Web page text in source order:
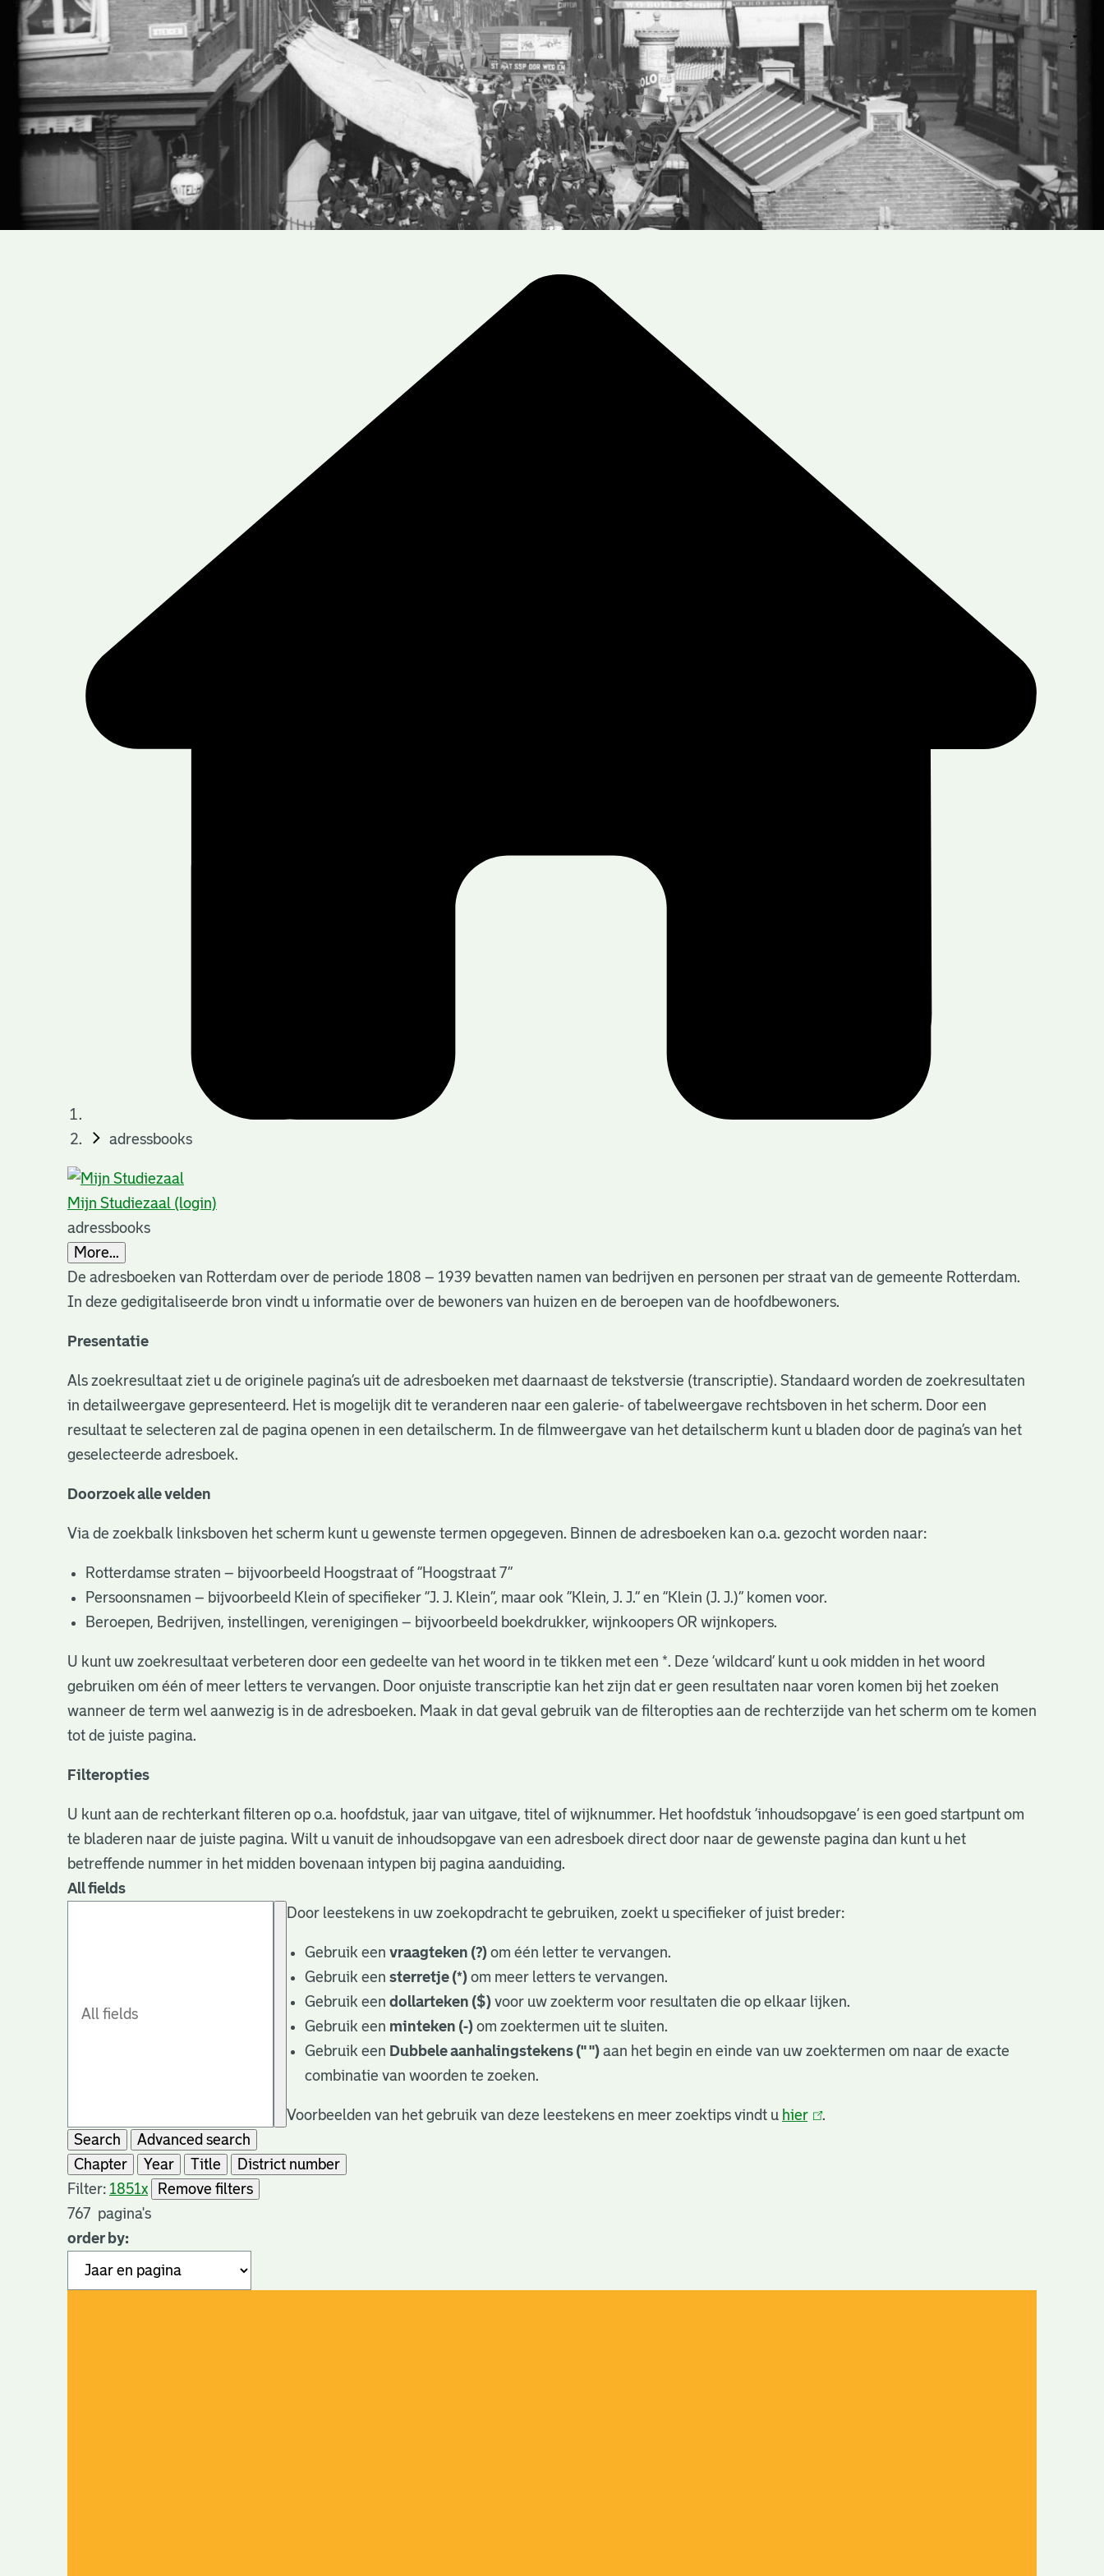
adressbooks
Mijn Studiezaal (login)
adressbooks
More...
De adresboeken van Rotterdam over de periode 1808 – 1939 bevatten namen van bedrijven en personen per straat van de gemeente Rotterdam.
In deze gedigitaliseerde bron vindt u informatie over de bewoners van huizen en de beroepen van de hoofdbewoners.
Presentatie
Als zoekresultaat ziet u de originele pagina’s uit de adresboeken met daarnaast de tekstversie (transcriptie). Standaard worden de zoekresultaten
in detailweergave gepresenteerd. Het is mogelijk dit te veranderen naar een galerie- of tabelweergave rechtsboven in het scherm. Door een
resultaat te selecteren zal de pagina openen in een detailscherm. In de filmweergave van het detailscherm kunt u bladen door de pagina’s van het
geselecteerde adresboek.
Doorzoek alle velden
Via de zoekbalk linksboven het scherm kunt u gewenste termen opgegeven. Binnen de adresboeken kan o.a. gezocht worden naar:
Rotterdamse straten – bijvoorbeeld Hoogstraat of “Hoogstraat 7”
Persoonsnamen – bijvoorbeeld Klein of specifieker “J. J. Klein”, maar ook ”Klein, J. J.” en “Klein (J. J.)” komen voor.
Beroepen, Bedrijven, instellingen, verenigingen – bijvoorbeeld boekdrukker, wijnkoopers OR wijnkopers.
U kunt uw zoekresultaat verbeteren door een gedeelte van het woord in te tikken met een *. Deze ‘wildcard’ kunt u ook midden in het woord
gebruiken om één of meer letters te vervangen. Door onjuiste transcriptie kan het zijn dat er geen resultaten naar voren komen bij het zoeken
wanneer de term wel aanwezig is in de adresboeken. Maak in dat geval gebruik van de filteropties aan de rechterzijde van het scherm om te komen
tot de juiste pagina.
Filteropties
U kunt aan de rechterkant filteren op o.a. hoofdstuk, jaar van uitgave, titel of wijknummer. Het hoofdstuk ‘inhoudsopgave’ is een goed startpunt om
te bladeren naar de juiste pagina. Wilt u vanuit de inhoudsopgave van een adresboek direct door naar de gewenste pagina dan kunt u het
betreffende nummer in het midden bovenaan intypen bij pagina aanduiding.
All fields
Door leestekens in uw zoekopdracht te gebruiken, zoekt u specifieker of juist breder:
Gebruik eenvraagteken (?) om één letter te vervangen.
Gebruik eensterretje (*) om meer letters te vervangen.
Gebruik eendollarteken ($) voor uw zoekterm voor resultaten die op elkaar lijken.
Gebruik een minteken (-) om zoektermen uit te sluiten.
Gebruik een Dubbele aanhalingstekens (" ") aan het begin en einde van uw zoektermen om naar de exacte
combinatie van woorden te zoeken.
Voorbeelden van het gebruik van deze leestekens en meer zoektips vindt u hier(link
.
Search
Advanced search
Chapter
Year Title
District number
Filter: 1851x
Remove filters
767 pagina's
order by: